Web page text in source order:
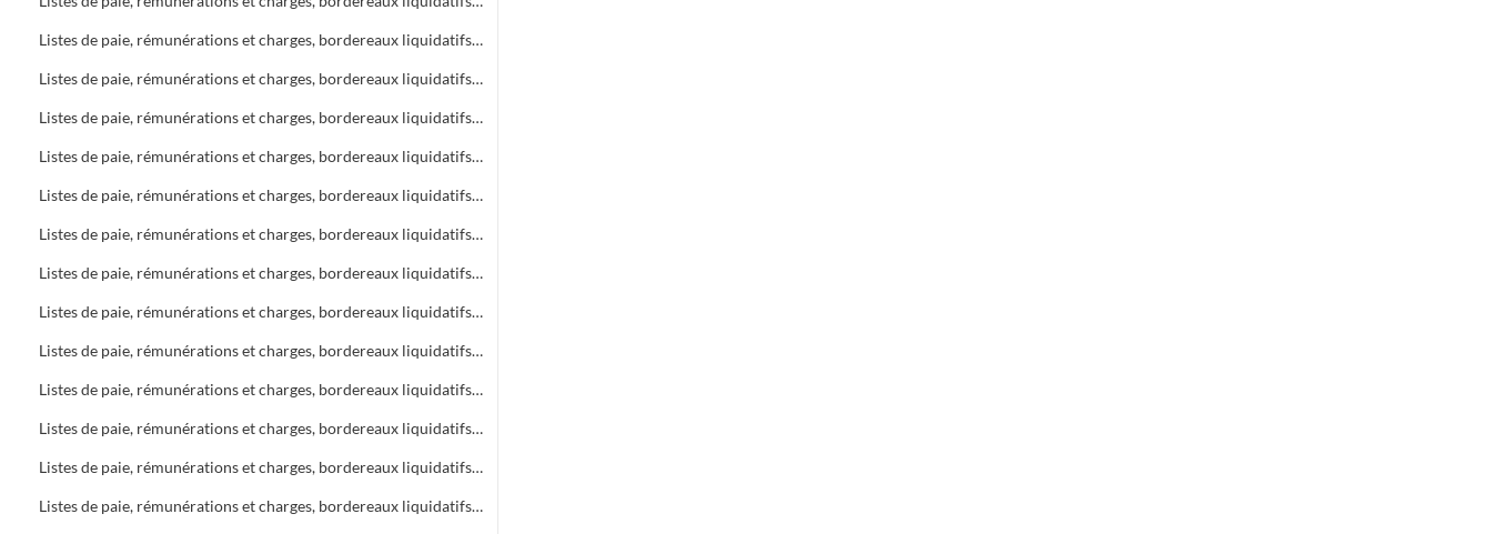
Listes de paie, rémunérations et charges, bordereaux liquidatifs Soins infirmiers
Listes de paie, rémunérations et charges, bordereaux liquidatifs Soins infirmiers
Listes de paie, rémunérations et charges, bordereaux liquidatifs Bureau d'Aide Sociale (B.A.S.)
Listes de paie, rémunérations et charges, bordereaux liquidatifs Soins infirmiers, C.A.M.S.P.
Listes de paie, rémunérations et charges, bordereaux liquidatifs Foyers
Listes de paie, rémunérations et charges, bordereaux liquidatifs Bureau d'Aide Sociale (B.A.S.)
Listes de paie, rémunérations et charges, bordereaux liquidatifs Soins infirmiers, C.A.M.S.P.
Listes de paie, rémunérations et charges, bordereaux liquidatifs Foyers
Listes de paie, rémunérations et charges, bordereaux liquidatifs Soins infirmiers
Listes de paie, rémunérations et charges, bordereaux liquidatifs C.A.M.S.P.
Listes de paie, rémunérations et charges, bordereaux liquidatifs Bureau d'Aide Sociale (B.A.S.)
Listes de paie, rémunérations et charges, bordereaux liquidatifs Foyers
Listes de paie, rémunérations et charges, bordereaux liquidatifs Bureau d'Aide Sociale (B.A.S.)